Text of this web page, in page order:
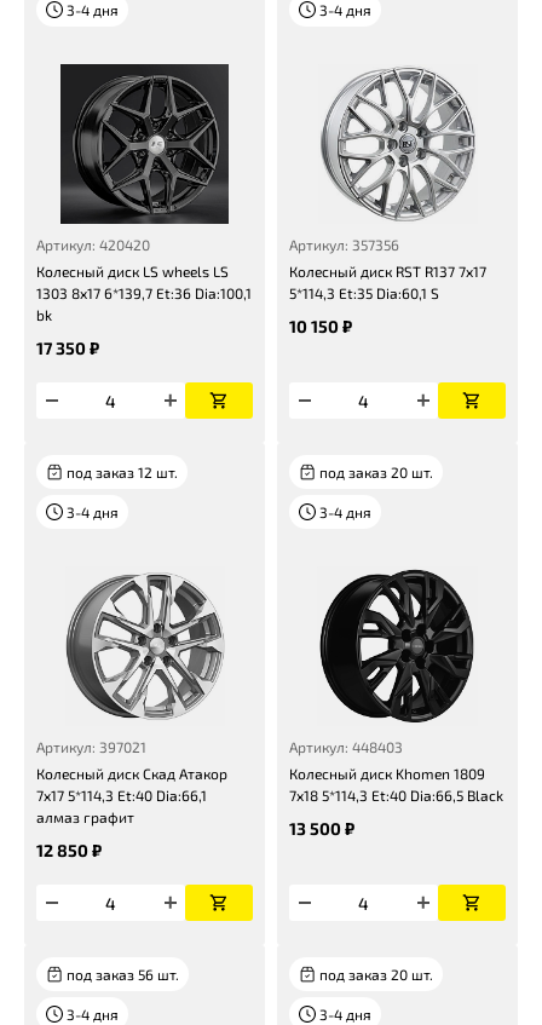
3-4 дня
Артикул: 420420
Колесный диск LS wheels LS
1303 8x17 6*139,7 Et:36 Dia:100,1
bk
17 350 ₽
3-4 дня
Артикул: 357356
Колесный диск RST R137 7x17
5*114,3 Et:35 Dia:60,1 S
10 150 ₽
под заказ 12 шт.
3-4 дня
Артикул: 397021
Колесный диск Скад Атакор
7x17 5*114,3 Et:40 Dia:66,1
алмаз графит
12 850 ₽
под заказ 20 шт.
3-4 дня
Артикул: 448403
Колесный диск Khomen 1809
7x18 5*114,3 Et:40 Dia:66,5 Black
13 500 ₽
под заказ 56 шт.
3-4 дня
под заказ 20 шт.
3-4 дня